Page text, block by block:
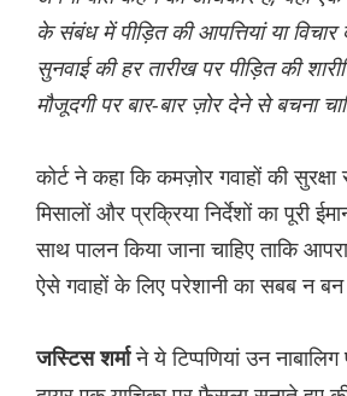
के संबंध में पीड़ित की आपत्तियां या विचार
सुनवाई की हर तारीख पर पीड़ित की
मौजूदगी पर बार-बार ज़ोर देने से बचना
कोर्ट ने कहा कि कमज़ोर गवाहों की
मिसालों और प्रक्रिया निर्देशों का पूरी
साथ पालन किया जाना चाहिए ताकि
ऐसे गवाहों के लिए परेशानी का सबब न
जस्टिस शर्माने ये टिप्पणियां उन नाबालिग